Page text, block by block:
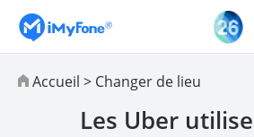
Accueil > Changer de lieu
Les Uber